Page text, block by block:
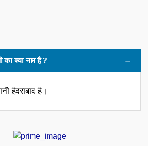
का क्या नाम है ?
हैदराबाद है।